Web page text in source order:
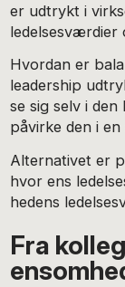
er udtrykt i
ledelsesværdier
Hvordan er
leadership
se sig selv i
påvirke den i
Alternativet er
hvor ens
hedens
Fra